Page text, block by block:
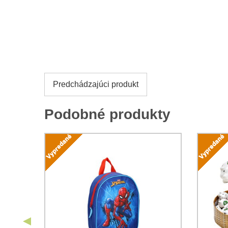
Predchádzajúci produkt
Podobné produkty